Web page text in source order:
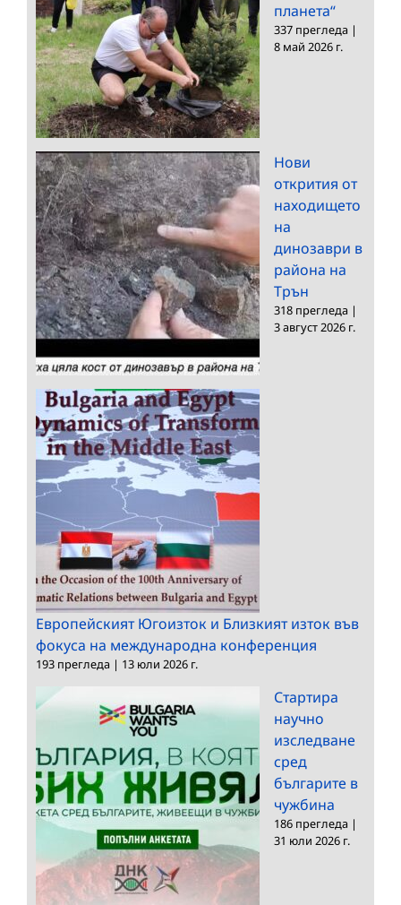
планета“
337 прегледа |
8 май 2026 г.
Нови
открития от
находището
на
динозаври в
района на
Трън
318 прегледа |
3 август 2026 г.
Европейският Югоизток и Близкият изток във
фокуса на международна конференция
193 прегледа | 13 юли 2026 г.
Стартира
научно
изследване
сред
българите в
чужбина
186 прегледа |
31 юли 2026 г.